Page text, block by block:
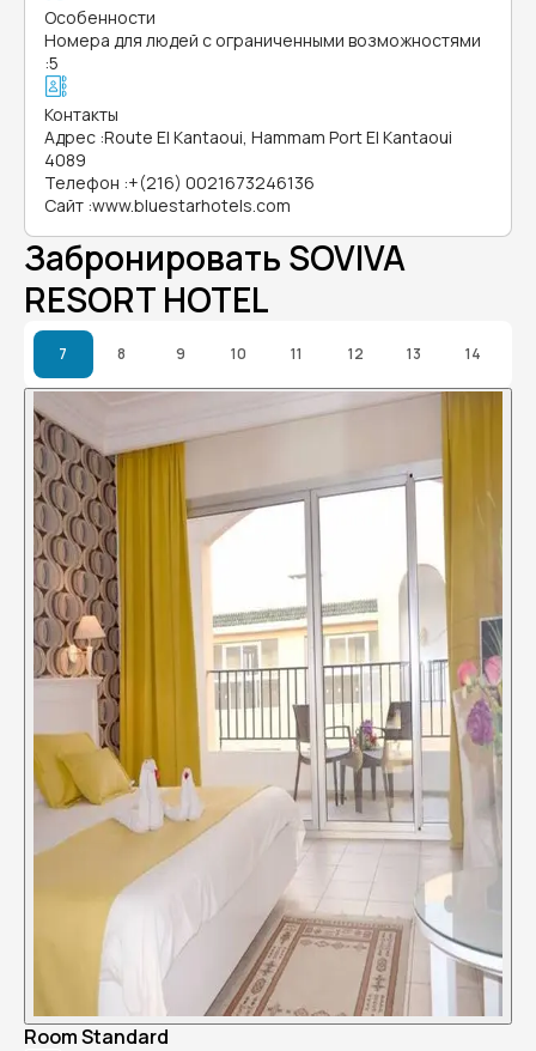
Особенности
Номера для людей с ограниченными возможностями
:5
Контакты
Адрес :Route EI Kantaoui, Hammam Port El Kantaoui
4089
Телефон :+(216) 0021673246136
Сайт :www.bluestarhotels.com
Забронировать SOVIVA
RESORT HOTEL
7 8 9 10 11 12 13 14
Room Standard